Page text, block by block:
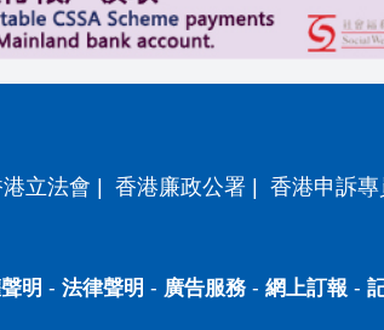
立法會 香港廉政公署
香港申訴
明 - 法律聲明 - 廣告服務- 網上訂報 -